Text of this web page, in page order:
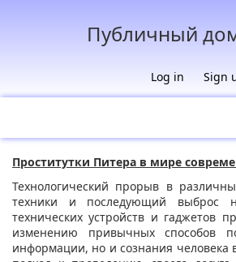
Публичный
Log in Sign
Проститутки Питера в мире
Технологический прорыв в
техники и последующий выброс
технических устройств и гаджетов
изменению привычных способов
информации, но и сознания человека